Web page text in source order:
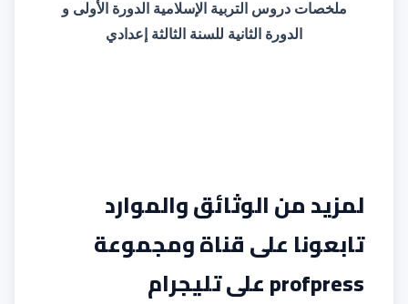
ملخصات دروس التربية الإسلامية الدورة الأولى و
الدورة الثانية للسنة الثالثة إعدادي
لمزيد من الوثائق والموارد
تابعونا على قناة ومجموعة
profpress على تليجرام